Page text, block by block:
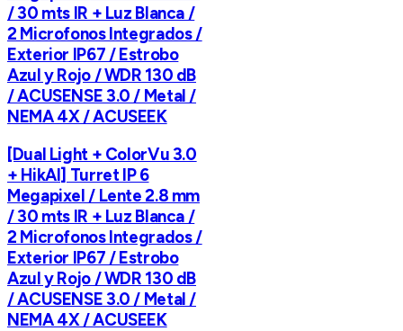
/ 30 mts IR + Luz Blanca /
2 Microfonos Integrados /
Exterior IP67 / Estrobo
Azul y Rojo / WDR 130 dB
/ ACUSENSE 3.0 / Metal /
NEMA 4X / ACUSEEK
[Dual Light + ColorVu 3.0
+ HikAI] Turret IP 6
Megapixel / Lente 2.8 mm
/ 30 mts IR + Luz Blanca /
2 Microfonos Integrados /
Exterior IP67 / Estrobo
Azul y Rojo / WDR 130 dB
/ ACUSENSE 3.0 / Metal /
NEMA 4X / ACUSEEK